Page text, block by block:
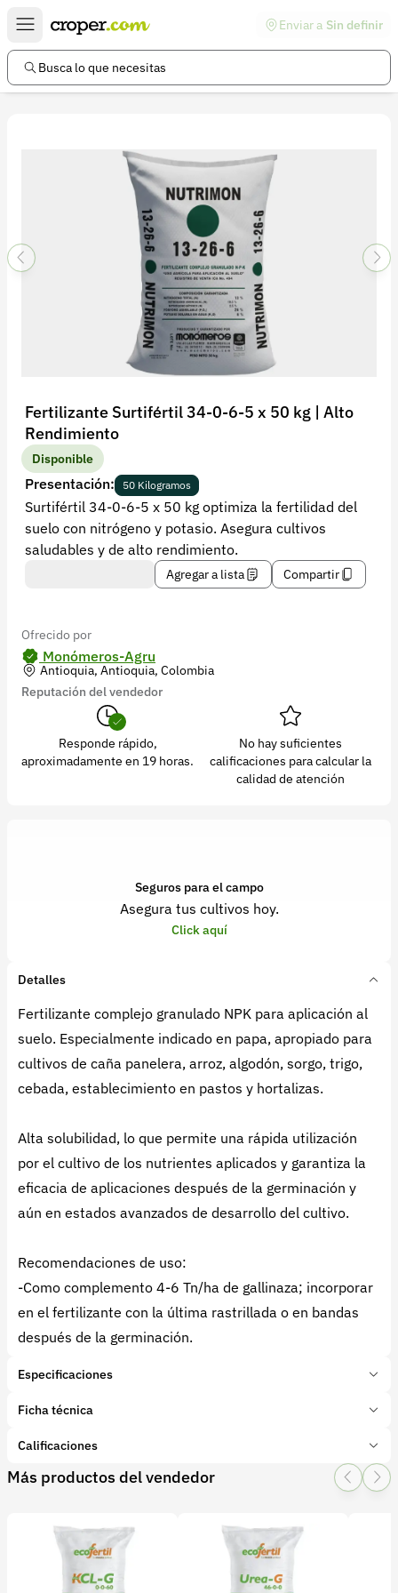
Enviar a Sin definir
Busca lo que necesitas
Fertilizante Surtifértil 34-0-6-5 x 50 kg | Alto
Rendimiento
Disponible
Presentación: 50 Kilogramos
Surtifértil 34-0-6-5 x 50 kg optimiza la fertilidad del
suelo con nitrógeno y potasio. Asegura cultivos
saludables y de alto rendimiento.
Agregar a lista Compartir
Ofrecido por
Monómeros-Agru
Antioquia, Antioquia, Colombia
Reputación del vendedor
Responde rápido,
aproximadamente en 19 horas.
No hay suficientes
calificaciones para calcular la
calidad de atención
Seguros para el campo
Asegura tus cultivos hoy.
Click aquí
Detalles
Fertilizante complejo granulado NPK para aplicación al
suelo. Especialmente indicado en papa, apropiado para
cultivos de caña panelera, arroz, algodón, sorgo, trigo,
cebada, establecimiento en pastos y hortalizas.
Alta solubilidad, lo que permite una rápida utilización
por el cultivo de los nutrientes aplicados y garantiza la
eficacia de aplicaciones después de la germinación y
aún en estados avanzados de desarrollo del cultivo.
Recomendaciones de uso:
-Como complemento 4-6 Tn/ha de gallinaza; incorporar
en el fertilizante con la última rastrillada o en bandas
después de la germinación.
Especificaciones
Marca: NUTRIMON
Tipo de producto:
Subcategoría:Complejos NPK
Etapa del cultivo: Siembra Crecimiento
Elementos:
Ficha técnica
Calificaciones
1 Star2 Star
3 Star4 Star
5 Star
0 calificaciones
Más productos del vendedor
Enlaces de interés
Preguntas frecuentes
Información legal
Términos y condiciones
Política de devoluciones
Política de privacidad
Recuperar contraseña
Contacto
Soporte
+57 323 2931928
contacto@croper.com
© 2026 Croper.com Todos los derechos reservados
Síguenos